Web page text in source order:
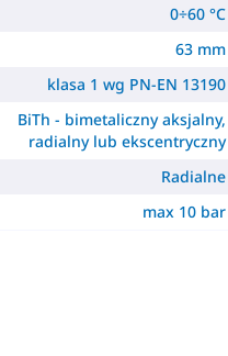
0÷60 °C
63 mm
klasa 1 wg PN-EN 13190
BiTh - bimetaliczny aksjalny,
radialny lub ekscentryczny
Radialne
max 10 bar